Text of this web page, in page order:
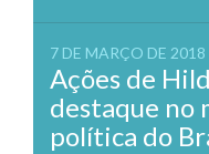
7 DE MARÇO DE 2018
Ações de
destaque no
política do